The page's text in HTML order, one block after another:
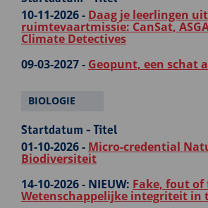
10-11-2026 - Daag je leerlingen
ruimtevaartmissie: CanSat,
Climate Detectives
09-03-2027 - Geopunt, een schat
BIOLOGIE
Startdatum - Titel
01-10-2026 - Micro-credential
Biodiversiteit
14-10-2026 - NIEUW: Fake, fout of
Wetenschappelijke integriteit in